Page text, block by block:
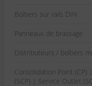
Boîtiers sur rails DIN
Panneaux de brassage
Distributeurs / boîtiers
Consolidation Point
(SCP) | Service Outlet